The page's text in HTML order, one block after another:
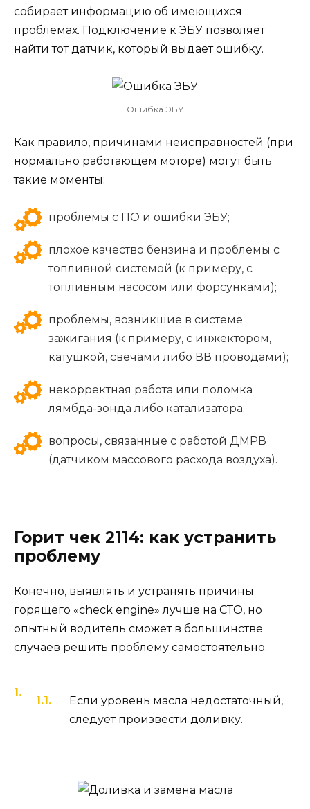
собирает информацию об имеющихся
проблемах. Подключение к ЭБУ позволяет
найти тот датчик, который выдает ошибку.
Ошибка ЭБУ
Как правило, причинами неисправностей (при
нормально работающем моторе) могут быть
такие моменты:
проблемы с ПО и ошибки ЭБУ;
плохое качество бензина и проблемы с
топливной системой (к примеру, с
топливным насосом или форсунками);
проблемы, возникшие в системе
зажигания (к примеру, с инжектором,
катушкой, свечами либо ВВ проводами);
некорректная работа или поломка
лямбда-зонда либо катализатора;
вопросы, связанные с работой ДМРВ
(датчиком массового расхода воздуха).
Горит чек 2114: как устранить
проблему
Конечно, выявлять и устранять причины
горящего «check engine» лучше на СТО, но
опытный водитель сможет в большинстве
случаев решить проблему самостоятельно.
Если уровень масла недостаточный,
следует произвести доливку.